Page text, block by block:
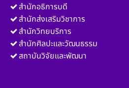
สำนักอธิการบดี
สำนักส่งเสริมวิชาการ
สำนักวิทยบริการ
สำนักศิลปะและวัฒนธรรม
สถาบันวิจัยและพัฒนา